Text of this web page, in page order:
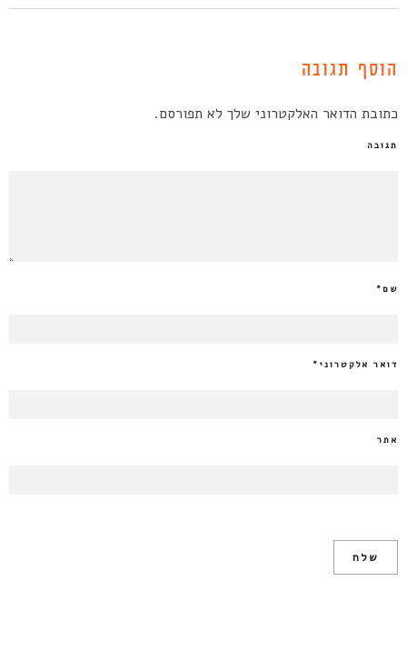
הוסף תגובה
כתובת הדואר האלקטרוני שלך לא תפורסם.
תגובה
שם*
דואר אלקטרוני *
אתר